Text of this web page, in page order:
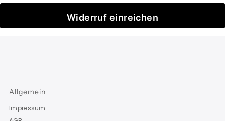
Widerruf einreichen
Allgemein
Impressum